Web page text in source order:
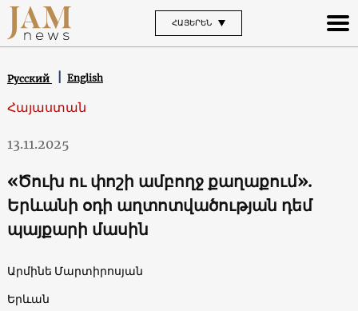
ՀԱՅԵՐԵՆ
Русский English
Հայաստան
13.11.2025
«Ծուխ ու փոշի ամբողջ քաղաքում».
Երևանի օդի աղտոտվածության դեմ
պայքարի մասին
Արմինե Մարտիրոսյան
Երևան